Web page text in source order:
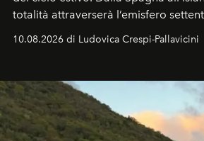
totalità attraverserà l’emisfero
spettacolare al Nord. Orari, città
10.08.2026 di Ludovica Crespi-Pallavicini